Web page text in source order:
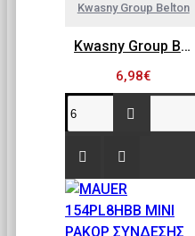
Kwasny Group Belton
Kwasny Group Belton 324154 SPRAY RAL 7037 , ΓΚΡΙ ΠΑΣΤΕΛ - 400ML
6,98€